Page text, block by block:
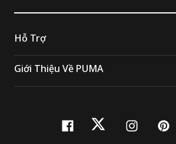
Hỗ Trợ
Giới Thiệu Về PUMA
facebook
twitter